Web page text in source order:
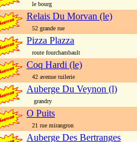
le bourg
Relais Du Morvan (le)
52 grande rue
Pizza Plazza
route fourchambault
Coq Hardi (le)
42 avenue tuilerie
Auberge Du Veynon (l)
grandry
O Puits
21 rue mirangron
Auberge Des Bertranges